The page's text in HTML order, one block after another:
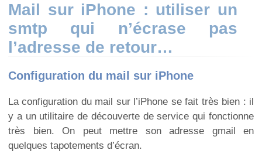
Mail sur iPhone : utiliser un
smtp qui n’écrase pas
l’adresse de retour…
Configuration du mail sur iPhone
La configuration du mail sur l’iPhone se fait très bien : il
y a un utilitaire de découverte de service qui fonctionne
très bien. On peut mettre son adresse gmail en
quelques tapotements d’écran.